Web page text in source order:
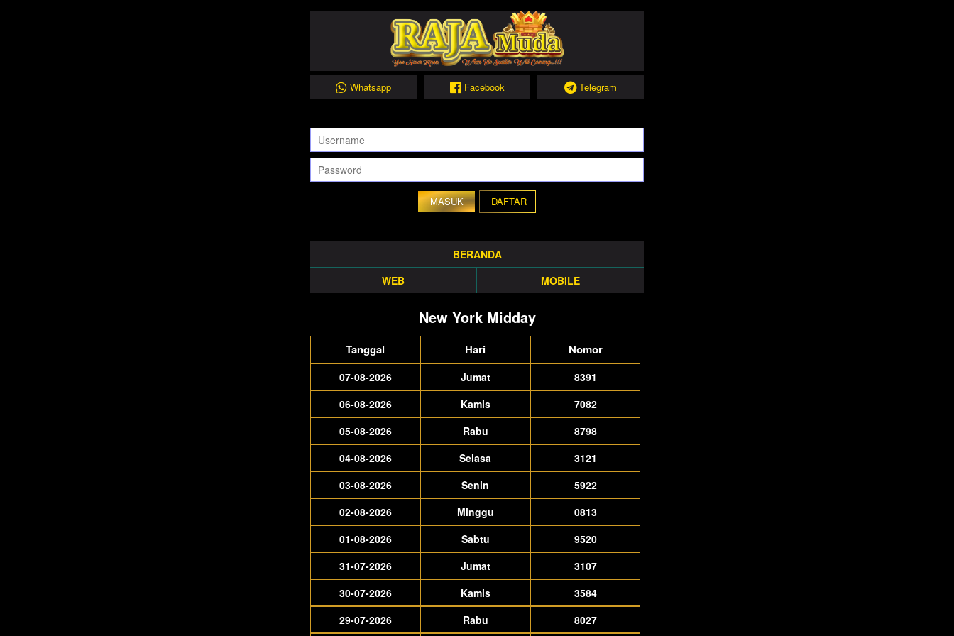
Whatsapp Facebook Telegram
DAFTAR
BERANDA
WEB
MOBILE
New York Midday
Tanggal Hari Nomor
07-08-2026 Jumat
8391
06-08-2026
Kamis
7082
05-08-2026
Rabu
8798
04-08-2026
Selasa
3121
03-08-2026
Senin
5922
02-08-2026
Minggu
0813
01-08-2026
Sabtu
9520
31-07-2026
Jumat
3107
30-07-2026
Kamis
3584
29-07-2026
Rabu 8027